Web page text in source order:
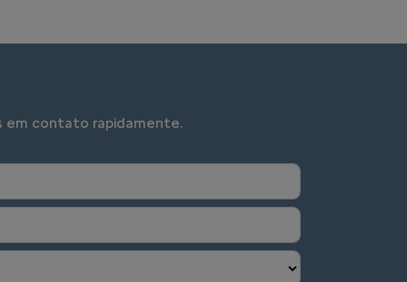
em contato rapidamente.